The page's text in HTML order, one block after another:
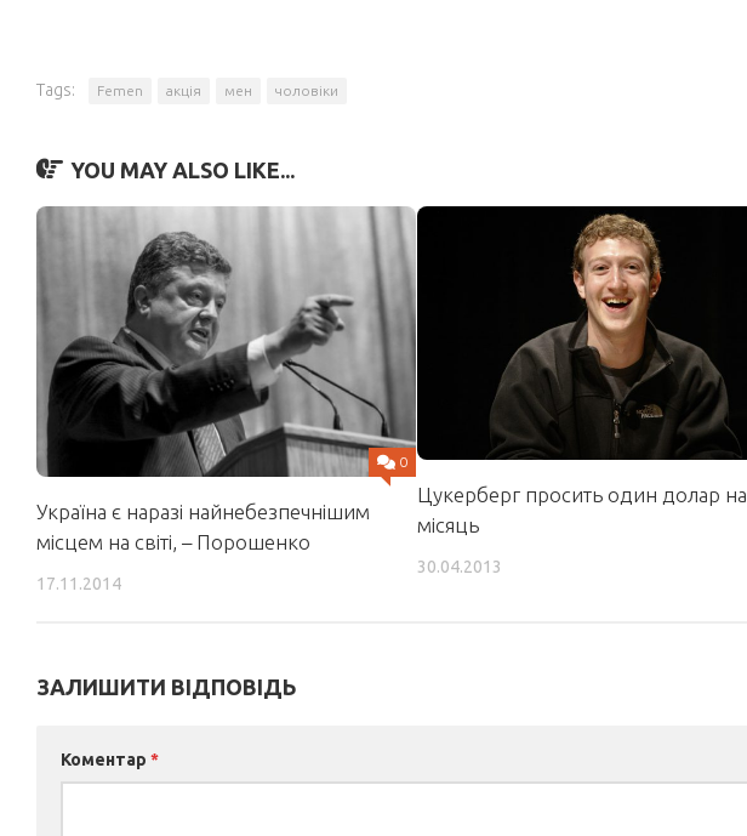
Tags: Femen акція мен чоловіки
YOU MAY ALSO LIKE...
0
Україна є наразі найнебезпечнішим
місцем на світі, – Порошенко
17.11.2014
Цукерберг просить один долар на
місяць
30.04.2013
ЗАЛИШИТИ ВІДПОВІДЬ
Коментар *